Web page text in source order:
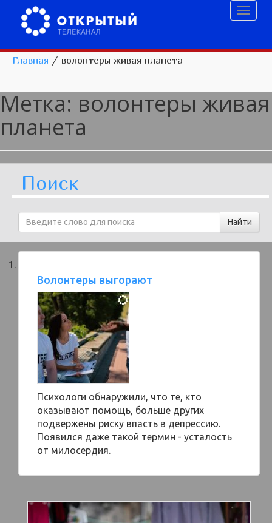
Главная / волонтеры живая планета
Метка: волонтеры живая
планета
Поиск
Волонтеры выгорают
Психологи обнаружили, что те, кто
оказывают помощь, больше других
подвержены риску впасть в депрессию.
Появился даже такой термин - усталость
от милосердия.